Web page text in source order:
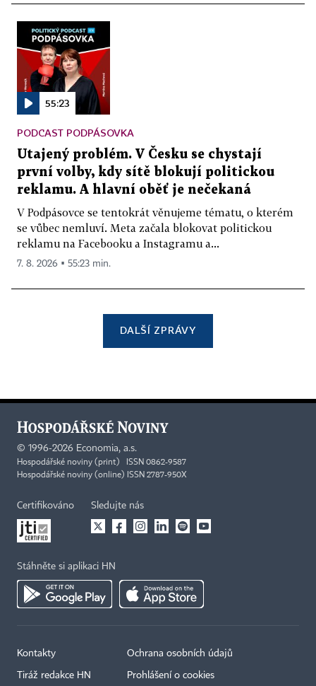
55:23
PODCAST PODPÁSOVKA
Utajený problém. V Česku se chystají
první volby, kdy sítě blokují politickou
reklamu. A hlavní oběť je nečekaná
V Podpásovce se tentokrát věnujeme tématu, o kterém
se vůbec nemluví. Meta začala blokovat politickou
reklamu na Facebooku a Instagramu a...
7. 8. 2026 ▪ 55:23 min.
DALŠÍ ZPRÁVY
© 1996-2026 Economia, a.s.
Hospodářské noviny (print) ISSN 0862-9587
Hospodářské noviny (online) ISSN 2787-950X
Certifikováno Sledujte nás
Stáhněte si aplikaci HN
Kontakty
Tiráž redakce HN
Ochrana osobních údajů
Prohlášení o cookies